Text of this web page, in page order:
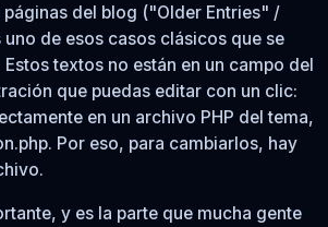
del blog ("Older Entries" /
uno de esos casos clásicos que se
textos no están en un campo del
que puedas editar con un clic:
en un archivo PHP del tema,
. Por eso, para cambiarlos, hay
y es la parte que mucha gente